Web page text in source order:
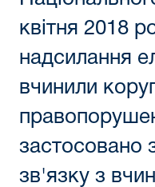
квітня 2018
надсилання
вчинили
застосовано
зв'язку з